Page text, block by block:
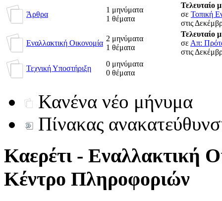
Άρθρα
1 μηνύματα
1 θέματα
Τελευταίο
σε Τοπική
στις
Εναλλακτική Οικονομία
2 μηνύματα
1 θέματα
Τελευταίο
σε Απ:
στις
Τεχνική Υποστήριξη
0 μηνύματα
0 θέματα
Κανένα νέο μήνυμα
Πίνακας
Καερέτι - Εναλλακτική
Κέντρο Πληροφοριών